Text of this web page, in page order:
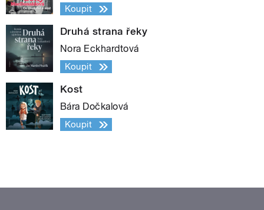
Koupit
Druhá strana řeky
Nora Eckhardtová
Koupit
Kost
Bára Dočkalová
Koupit